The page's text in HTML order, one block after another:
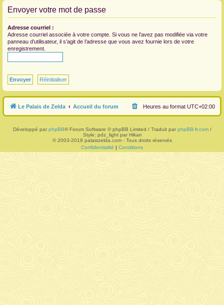
r
Envoyer votre mot de passe
Adresse courriel :
Adresse courriel associée à votre compte. Si vous ne l’avez pas modifiée via votre
panneau d’utilisateur, il s’agit de l’adresse que vous avez fournie lors de votre
enregistrement.
Le Palais de Zelda Accueil du forum Heures au format UTC+02:00
Développé par phpBB® Forum Software © phpBB Limited / Traduit par phpBB-fr.com/
Style: pdz_light par Hikari
© 2003-2019 palaiszelda.com - Tous droits réservés
Confidentialité | Conditions